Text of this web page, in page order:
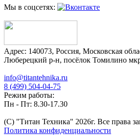
Мы в соцсетях:
Адрес: 140073, Россия, Московская
Люберецкий р-н, посёлок Томилино
info@titantehnika.ru
8 (499) 504-04-75
Режим работы:
Пн - Пт: 8.30-17.30
(C) "Титан Техника" 2026г. Все права
Политика конфиденциальности